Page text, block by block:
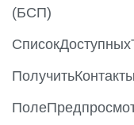
(БСП)